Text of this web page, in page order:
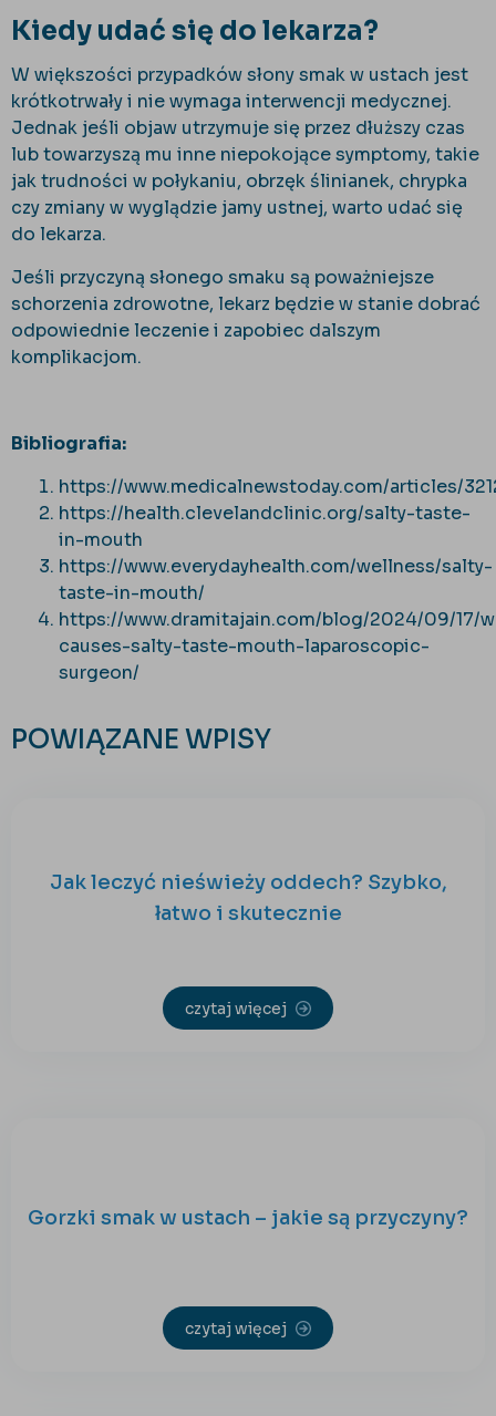
Kiedy udać się do lekarza?
W większości przypadków słony smak w ustach jest
krótkotrwały i nie wymaga interwencji medycznej.
Jednak jeśli objaw utrzymuje się przez dłuższy czas
lub towarzyszą mu inne niepokojące symptomy, takie
jak trudności w połykaniu, obrzęk ślinianek, chrypka
czy zmiany w wyglądzie jamy ustnej, warto udać się
do lekarza.
Jeśli przyczyną słonego smaku są poważniejsze
schorzenia zdrowotne, lekarz będzie w stanie dobrać
odpowiednie leczenie i zapobiec dalszym
komplikacjom.
Bibliografia:
https://www.medicalnewstoday.com/articles/
https://health.clevelandclinic.org/salty-taste-
in-mouth
https://www.everydayhealth.com/wellness/salty-
taste-in-mouth/
https://www.dramitajain.com/blog/2024/09/17/
causes-salty-taste-mouth-laparoscopic-
surgeon/
POWIĄZANE WPISY
Jak leczyć nieświeży oddech? Szybko,
łatwo i skutecznie
czytaj więcej
Gorzki smak w ustach – jakie są przyczyny?
czytaj więcej